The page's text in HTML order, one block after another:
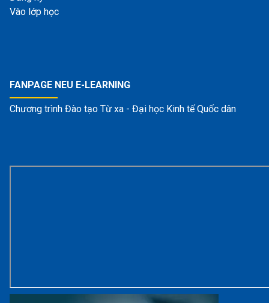
Vào lớp học
FANPAGE NEU E-LEARNING
Chương trình Đào tạo Từ xa - Đại học Kinh tế Quốc dân